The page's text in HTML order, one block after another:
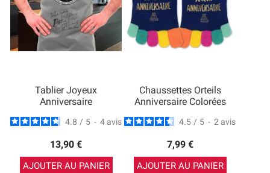
Tablier Joyeux
Anniversaire
4.8 / 5 - 4 avis
13,90 €
AJOUTER AU PANIER
Chaussettes Orteils
Anniversaire Colorées
4.5 / 5 - 2 avis
7,99 €
AJOUTER AU PANIER